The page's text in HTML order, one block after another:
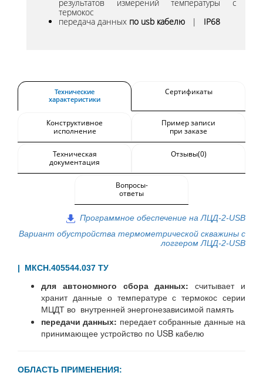
результатов измерений температуры с
термокос
передача данных по usb кабелю | IР68
Технические
характеристики
Сертификаты
Конструктивное
исполнение
Пример записи
при заказе
Техническая
документация
Отзывы(0)
Вопросы-
ответы
Программное обеспечение на ЛЦД-2-USB
Вариант обустройства термометрической скважины с
логгером ЛЦД-2-USB
| МКСН.405544.037 ТУ
для автономного сбора данных:
считывает и
хранит данные о температуре с термокос серии
МЦДТ во внутренней энергонезависимой память
передачи данных: передает собранные данные на
принимающее устройство по USB кабелю
ОБЛАСТЬ ПРИМЕНЕНИЯ: